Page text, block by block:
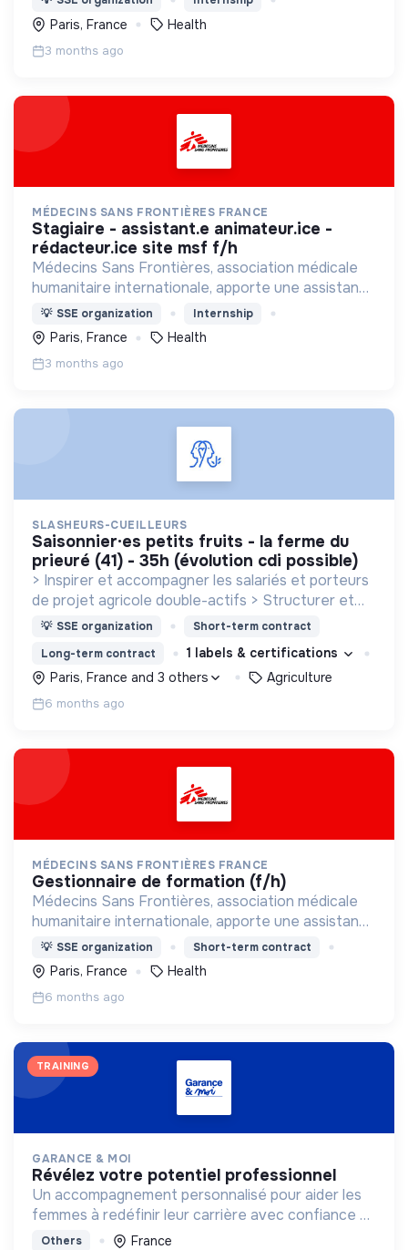
menacée.
Paris, France Health
3 months ago
MÉDECINS SANS FRONTIÈRES FRANCE
stagiaire - assistant.e animateur.ice -
rédacteur.ice site msf f/h
Médecins Sans Frontières, association médicale
humanitaire internationale, apporte une assistance
médicale à des populations dont la vie est
menacée.
💡 SSE organization Internship
Paris, France Health
3 months ago
SLASHEURS-CUEILLEURS
saisonnier·es petits fruits - la ferme du
prieuré (41) - 35h (évolution cdi possible)
> Inspirer et accompagner les salariés et porteurs
de projet agricole double-actifs > Structurer et
diffuser des opportunités agricoles à temps partiel
💡 SSE organization
Short-term contract
Long-term contract
1 labels & certifications
Paris, France and 3 others
Agriculture
6 months ago
MÉDECINS SANS FRONTIÈRES FRANCE
gestionnaire de formation (f/h)
Médecins Sans Frontières, association médicale
humanitaire internationale, apporte une assistance
médicale à des populations dont la vie est
menacée.
💡 SSE organization Short-term contract
Paris, France Health
6 months ago
TRAINING
GARANCE & MOI
révélez votre potentiel professionnel
Un accompagnement personnalisé pour aider les
femmes à redéfinir leur carrière avec confiance et
clarté
Others France